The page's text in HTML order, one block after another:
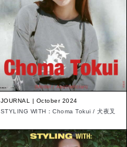
JOURNAL | October 2024
STYLING WITH：Choma Tokui / 犬夜叉